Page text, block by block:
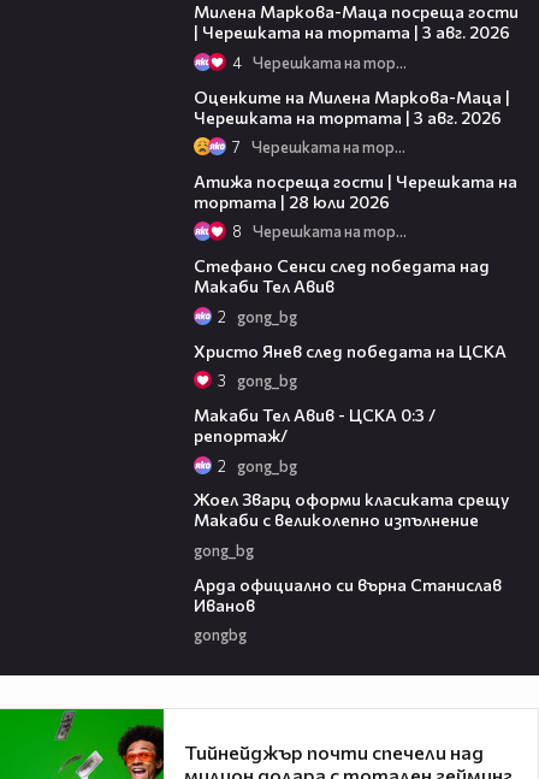
Милена Маркова-Маца посреща гости
| Черешката на тортата | 3 авг. 2026
4 Черешката на тортата
Оценките на Милена Маркова-Маца |
Черешката на тортата | 3 авг. 2026
7 Черешката на тортата
Атижа посреща гости | Черешката на
тортата | 28 юли 2026
8 Черешката на тортата
Стефано Сенси след победата над
Макаби Тел Авив
2 gong_bg
Христо Янев след победата на ЦСКА
3 gong_bg
Макаби Тел Авив - ЦСКА 0:3 /
репортаж/
2 gong_bg
Жоел Зварц оформи класиката срещу
Макаби с великолепно изпълнение
gong_bg
Арда официално си върна Станислав
Иванов
gongbg
Тийнейджър почти спечели над
милион долара с тотален гейминг